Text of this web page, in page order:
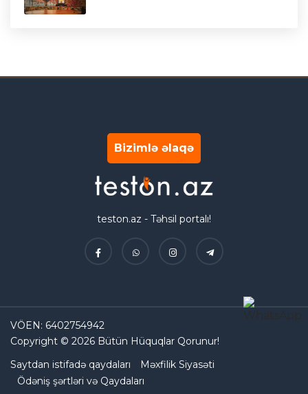
Bizimlə əlaqə
teston.az - Təhsil portalı!
VÖEN: 6402754942
Copyright © 2026 Bütün Hüquqlar Qorunur!
Saytdan istifadə qaydaları
Məxfilik Siyasəti
Ödəniş şərtləri və Qaydaları